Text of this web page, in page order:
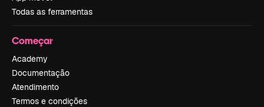
Todas as ferramentas
Começar
Academy
Documentação
Atendimento
Termos e condições